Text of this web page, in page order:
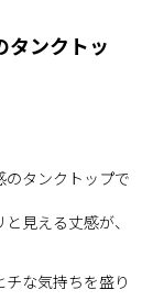
タンクトッ
のタンクトップで
見える丈感が、
な気持ちを盛り